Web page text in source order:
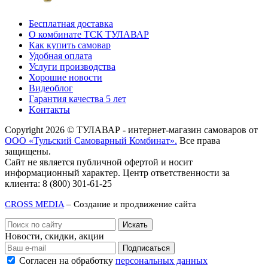
Бесплатная доставка
О комбинате ТСК ТУЛАВАР
Как купить самовар
Удобная оплата
Услуги производства
Хорошие новости
Видеоблог
Гарантия качества 5 лет
Kонтакты
Copyright 2026 © ТУЛАВАР - интернет-магазин самоваров от
ООО «Тульский Самоварный Комбинат». Все права
защищены.
Сайт не является публичной офертой и носит
информационный характер. Центр ответственности за
клиента: 8 (800) 301-61-25
CROSS MEDIA – Создание и продвижение сайта
Новости, скидки, акции
Подписаться
Согласен на обработку персональных данных